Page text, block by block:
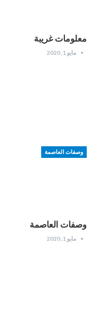
معلومات غريبة
مايو 1, 2020
وصفات العاصمة
وصفات العاصمة
مايو 1, 2020